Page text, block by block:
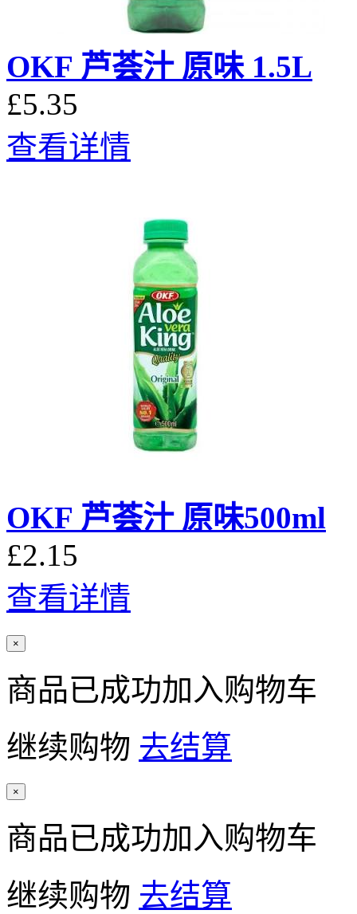
OKF 芦荟汁 原味 1.5L
£5.35
查看详情
OKF 芦荟汁 原味500ml
£2.15
查看详情
×
商品已成功加入购物车
继续购物 去结算
×
商品已成功加入购物车
继续购物 去结算